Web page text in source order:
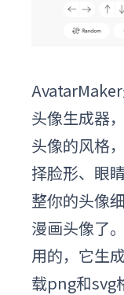
头像生成器
头像的风格
择脸形、眼
整你的头像
漫画头像了
用的，它生
载png和svg